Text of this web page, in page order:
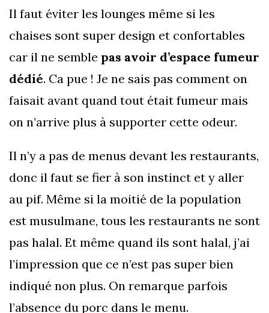
Il faut éviter les lounges même si les
chaises sont super design et confortables
car il ne semble pas avoir d’espace fumeur
dédié. Ca pue ! Je ne sais pas comment on
faisait avant quand tout était fumeur mais
on n’arrive plus à supporter cette odeur.
Il n’y a pas de menus devant les restaurants,
donc il faut se fier à son instinct et y aller
au pif. Même si la moitié de la population
est musulmane, tous les restaurants ne sont
pas halal. Et même quand ils sont halal, j’ai
l’impression que ce n’est pas super bien
indiqué non plus. On remarque parfois
l’absence du porc dans le menu.